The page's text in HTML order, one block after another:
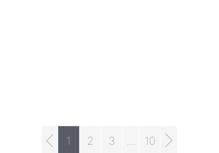
1 2 3 10